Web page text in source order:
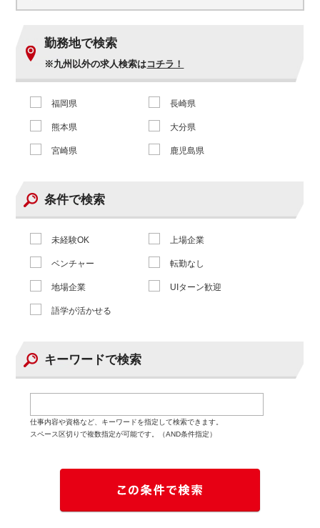
勤務地で検索
※九州以外の求人検索はコチラ！
福岡県 長崎県
熊本県 大分県
宮崎県 鹿児島県
条件で検索
未経験OK 上場企業
ベンチャー 転勤なし
地場企業 UIターン歓迎
語学が活かせる
キーワードで検索
仕事内容や資格など、キーワードを指定して検索できます。
スペース区切りで複数指定が可能です。（AND条件指定）